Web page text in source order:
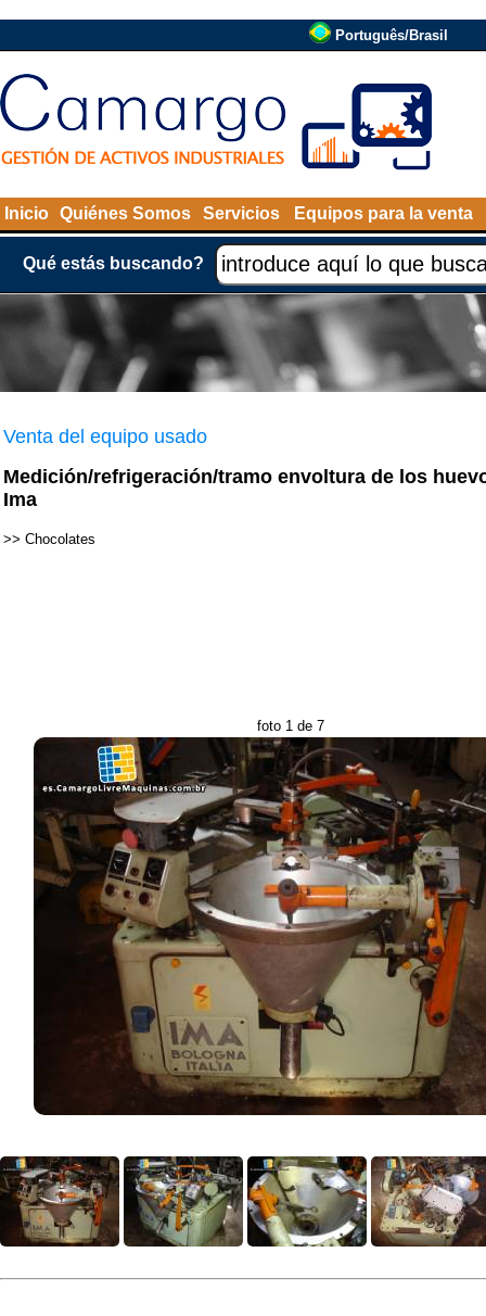
Português/Brasil
Inicio Quiénes Somos Servicios Equipos para la venta
Qué estás buscando?
Venta del equipo usado
Medición/refrigeración/tramo envoltura de los
Ima
>> Chocolates
foto 1 de 7